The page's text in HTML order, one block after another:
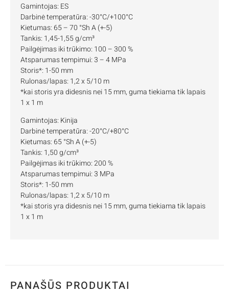
Gamintojas: ES
Darbinė temperatūra: -30°C/+100°C
Kietumas: 65 – 70 °Sh A (+-5)
Tankis: 1,45-1,55 g/cm³
Pailgėjimas iki trūkimo: 100 – 300 %
Atsparumas tempimui: 3 – 4 MPa
Storis*: 1-50 mm
Rulonas/lapas: 1,2 x 5/10 m
*kai storis yra didesnis nei 15 mm, guma tiekiama tik lapais
1 x 1 m
Gamintojas: Kinija
Darbinė temperatūra: -20°C/+80°C
Kietumas: 65 °Sh A (+-5)
Tankis: 1,50 g/cm³
Pailgėjimas iki trūkimo: 200 %
Atsparumas tempimui: 3 MPa
Storis*: 1-50 mm
Rulonas/lapas: 1,2 x 5/10 m
*kai storis yra didesnis nei 15 mm, guma tiekiama tik lapais
1 x 1 m
PANAŠŪS PRODUKTAI